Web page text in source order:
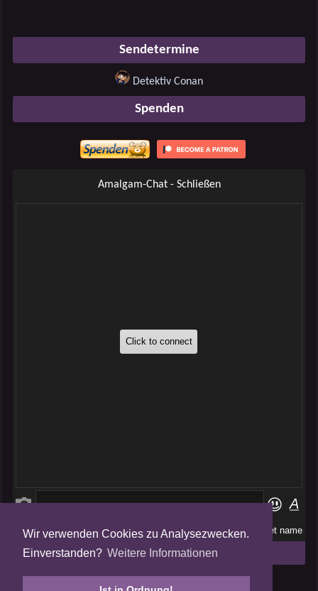
Wir verwenden Cookies zu Analysezwecken.
Einverstanden? Weitere Informationen
Sendetermine
Detektiv Conan
Spenden
Amalgam-Chat - Schließen
Folge uns auf
Tweets by AmalgamFansubs